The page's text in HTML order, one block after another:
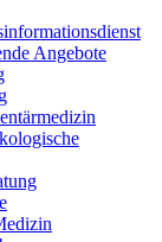
Angebote